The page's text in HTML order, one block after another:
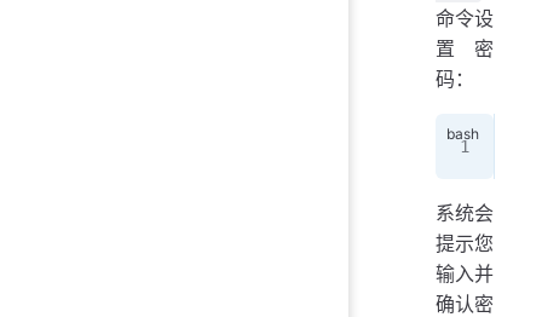
命令设
置密
码：
系统会
提示您
输入并
确认密